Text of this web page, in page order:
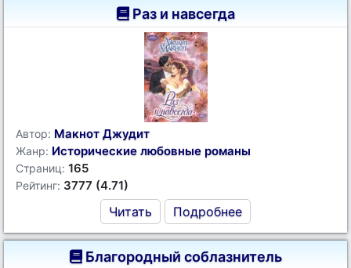
Раз и навсегда
Автор: Макнот Джудит
Жанр: Исторические любовные романы
Страниц: 165
Рейтинг: 3777 (4.71)
Читать Подробнее
Благородный соблазнитель